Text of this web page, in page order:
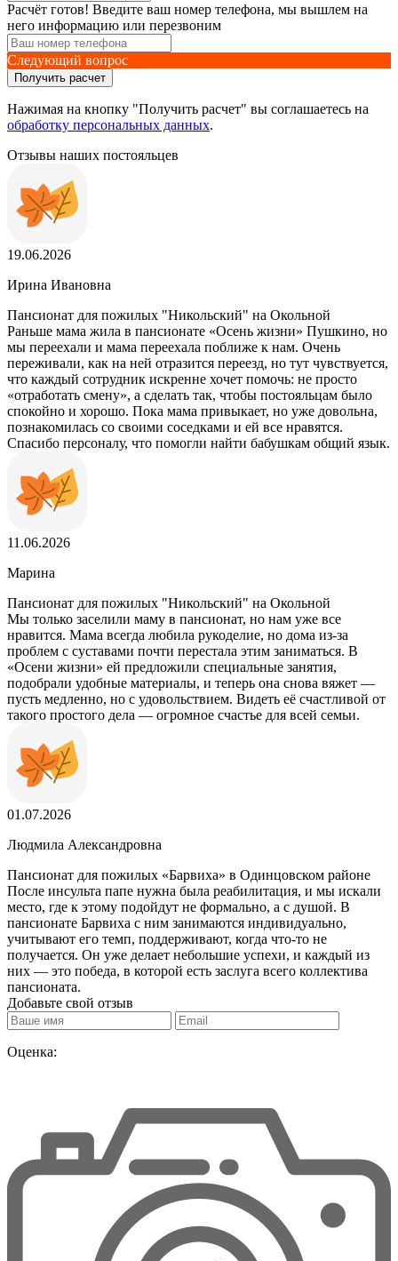
Расчёт готов! Введите ваш номер телефона, мы вышлем на
него информацию или перезвоним
Следующий вопрос
Получить расчет
Нажимая на кнопку "Получить расчет" вы соглашаетесь на
обработку персональных данных.
Отзывы наших постояльцев
19.06.2026
Ирина Ивановна
Пансионат для пожилых "Никольский" на Окольной
Раньше мама жила в пансионате «Осень жизни» Пушкино, но
мы переехали и мама переехала поближе к нам. Очень
переживали, как на ней отразится переезд, но тут чувствуется,
что каждый сотрудник искренне хочет помочь: не просто
«отработать смену», а сделать так, чтобы постояльцам было
спокойно и хорошо. Пока мама привыкает, но уже довольна,
познакомилась со своими соседками и ей все нравятся.
Спасибо персоналу, что помогли найти бабушкам общий язык.
11.06.2026
Марина
Пансионат для пожилых "Никольский" на Окольной
Мы только заселили маму в пансионат, но нам уже все
нравится. Мама всегда любила рукоделие, но дома из-за
проблем с суставами почти перестала этим заниматься. В
«Осени жизни» ей предложили специальные занятия,
подобрали удобные материалы, и теперь она снова вяжет —
пусть медленно, но с удовольствием. Видеть её счастливой от
такого простого дела — огромное счастье для всей семьи.
01.07.2026
Людмила Александровна
Пансионат для пожилых «Барвиха» в Одинцовском районе
После инсульта папе нужна была реабилитация, и мы искали
место, где к этому подойдут не формально, а с душой. В
пансионате Барвиха с ним занимаются индивидуально,
учитывают его темп, поддерживают, когда что-то не
получается. Он уже делает небольшие успехи, и каждый из
них — это победа, в которой есть заслуга всего коллектива
пансионата.
Добавьте свой отзыв
Оценка: